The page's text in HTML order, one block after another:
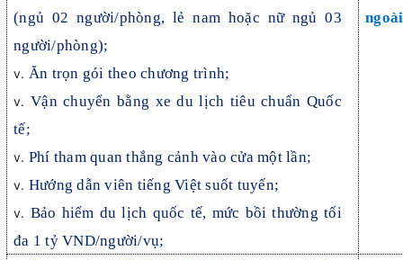
(ngủ 02 người/phòng, lẻ nam hoặc nữ ngủ 03
người/phòng);
Ăn trọn gói theo chương trình;
Vận chuyển bằng xe du lịch tiêu chuẩn Quốc
tế;
Phí tham quan thắng cảnh vào cửa một lần;
Hướng dẫn viên tiếng Việt suốt tuyến;
Bảo hiểm du lịch quốc tế, mức bồi thường tối
đa 1 tỷ VND/người/vụ;